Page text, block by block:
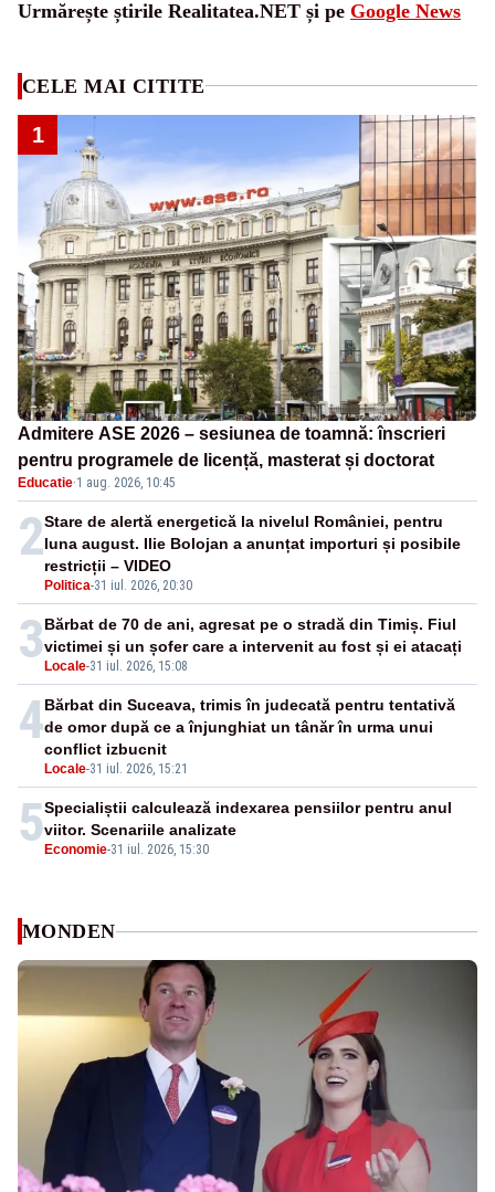
Urmărește știrile Realitatea.NET și pe Google News
CELE MAI CITITE
1
Admitere ASE 2026 – sesiunea de toamnă: înscrieri
pentru programele de licență, masterat și doctorat
Educatie·1 aug. 2026, 10:45
2
Politica-31 iul. 2026, 20:30
Stare de alertă energetică la nivelul României, pentru
luna august. Ilie Bolojan a anunțat importuri și posibile
restricții – VIDEO
3 Locale-31 iul. 2026, 15:08
Bărbat de 70 de ani, agresat pe o stradă din Timiș. Fiul
victimei și un șofer care a intervenit au fost și ei atacați
4
Locale-31 iul. 2026, 15:21
Bărbat din Suceava, trimis în judecată pentru tentativă
de omor după ce a înjunghiat un tânăr în urma unui
conflict izbucnit
5 Economie-31 iul. 2026, 15:30
Specialiștii calculează indexarea pensiilor pentru anul
viitor. Scenariile analizate
MONDEN